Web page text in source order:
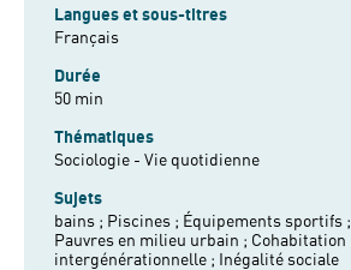
Langues et sous-titres
Français
Durée
50 min
Thématiques
Sociologie - Vie quotidienne
Sujets
bains ; Piscines ; Équipements sportifs ;
Pauvres en milieu urbain ; Cohabitation
intergénérationnelle ;
Inégalité sociale